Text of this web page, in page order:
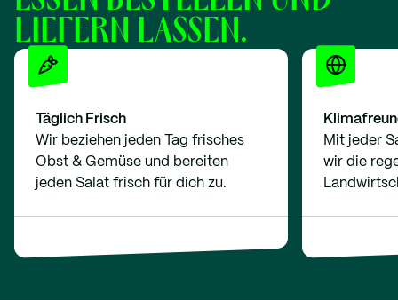
LIEFERN LASSEN.
Täglich Frisch
Wir beziehen jeden Tag frisches
Obst & Gemüse und bereiten
jeden Salat frisch für dich zu.
Mit jeder
wir die